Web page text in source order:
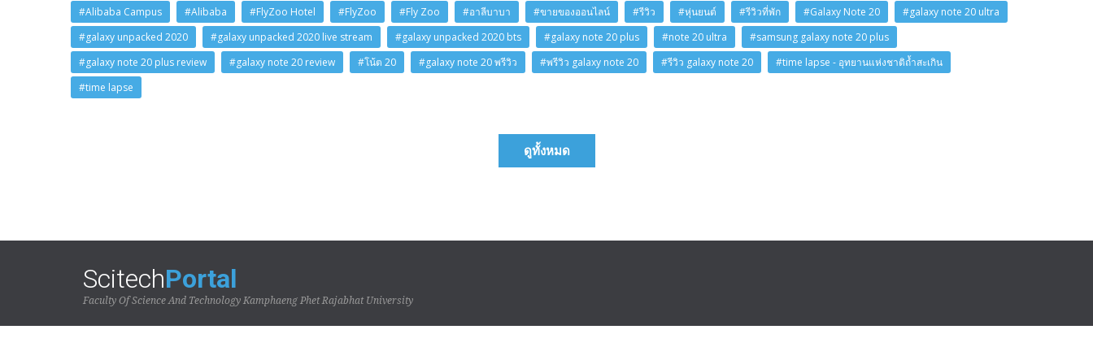
#Alibaba Campus
#Alibaba #FlyZoo Hotel #FlyZoo #Fly Zoo #อาลีบาบา #ขายของออนไลน์ #รีวิว #หุ่นยนต์ #รีวิวที่พัก #Galaxy Note 20
#galaxy note 20 ultra
#galaxy unpacked 2020
#galaxy unpacked 2020 live stream #galaxy unpacked 2020 bts #galaxy note 20 plus #note 20 ultra
#samsung galaxy note 20 plus
#galaxy note 20 plus review
#galaxy note 20 review #โน้ต 20 #galaxy note 20 พรีวิว #พรีวิว galaxy note 20 #รีวิว galaxy note 20
#time lapse - อุทยานแห่งชาติถ้ำสะเกิน
#time lapse
ดูทั้งหมด
ScitechPortal
Faculty Of Science And Technology Kamphaeng Phet Rajabhat University